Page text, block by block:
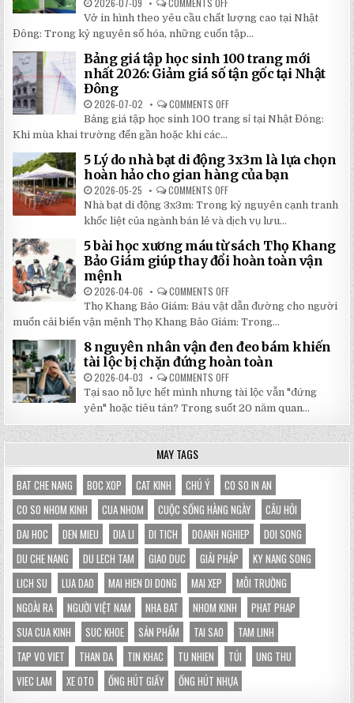
KHI
LẮP
ĐẶT
BỀN
ĐÁNG
ĐẦU
NHẤT
2026
CHỈ
24H
ĐỂ
HOÀN
VỞ
IN
HÌNH
YÊU
CHẤT
LƯỢNG
RẺ
TẠI
NHẬT
ĐÔNG
Vở in hình theo yêu cầu chất lượng cao tại Nhật
Đông: Trong kỷ nguyên số hóa, những cuốn tập...
Bảng giá tập học sinh 100 trang mới
nhất 2026: Giảm giá số tận gốc tại Nhật
Đông
2026-07-02 COMMENTS OFF
BẢNG
GIÁ
100
TRANG
MỚI
2026:
GIẢM
GIÁ
SỐ
TẬN
GỐC
TẠI
NHẬT
Bảng giá tập học sinh 100 trang sỉ tại Nhật Đông:
Khi mùa khai trường đến gần hoặc khi các...
5 Lý do nhà bạt di động 3x3m là lựa chọn
hoàn hảo cho gian hàng của bạn
2026-05-25 COMMENTS OFF
5
LÝ
DO
NHÀ
BẠT
DI
ĐỘNG
3X3M
LỰA
HOÀN
HẢO
CHO
HÀNG
CỦA
BẠN
Nhà bạt di động 3x3m: Trong kỷ nguyên cạnh tranh
khốc liệt của ngành bán lẻ và dịch vụ lưu...
5 bài học xương máu từ sách Thọ Khang
Bảo Giám giúp thay đổi hoàn toàn vận
mệnh
2026-04-06 COMMENTS OFF
5
BÀI
HỌC
XƯƠNG
MÁU
TỪ
SÁCH
THỌ
BẢO
GIÁM
GIÚP
THAY
ĐỔI
HOÀN
TOÀN
Thọ Khang Bảo Giám: Báu vật dẫn đường cho người
muốn cải biến vận mệnh Thọ Khang Bảo Giám: Trong...
8 nguyên nhân vận đen đeo bám khiến
tài lộc bị chặn đứng hoàn toàn
2026-04-03 COMMENTS OFF
NGUYÊN
NHÂN
VẬN
ĐEN
ĐEO
BÁM
LỘC
BỊ
CHẶN
ĐỨNG
HOÀN
TOÀN
Tại sao nỗ lực hết mình nhưng tài lộc vẫn "đứng
yên" hoặc tiêu tán? Trong suốt 20 năm quan...
MAY TAGS
BAT CHE NANG BOC XOP CAT KINH CHÚ Ý
CO SO IN AN
CO SO NHOM KINH
CUA NHOM CUỘC SỐNG HÀNG NGÀY
CÂU HỎI
DAI HOC
DEN MIEU DIA LI DI TICH DOANH NGHIEP
DOI SONG
DU CHE NANG
DU LECH TAM GIAO DUC GIẢI PHÁP
KY NANG SONG
LICH SU
LUA DAO MAI HIEN DI DONG MAI XEP
MÔI TRƯỜNG
NGOÀI RA
NGƯỜI VIỆT NAM NHA BAT NHOM KINH
PHAT PHAP
SUA CUA KINH
SUC KHOE SẢN PHẨM TAI SAO
TAM LINH
TAP VO VIET
THAN DA TIN KHAC TU NHIEN TÚI
UNG THU
VIEC LAM
XE OTO ỐNG HÚT GIẤY ỐNG HÚT NHỰA